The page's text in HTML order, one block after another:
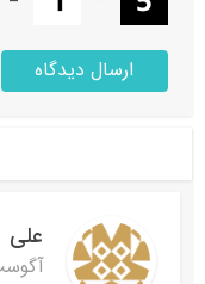
علی
آگوست 16, 2017